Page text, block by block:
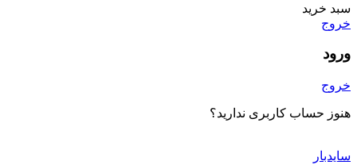
سبد خرید
خروج
ورود
خروج
هنوز حساب کاربری ندارید؟
سایدبار